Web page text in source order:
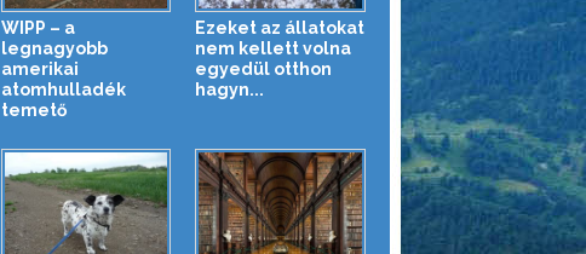
WIPP – a
legnagyobb
amerikai
atomhulladék
temető
Ezeket az állatokat
nem kellett volna
egyedül otthon
hagyn...